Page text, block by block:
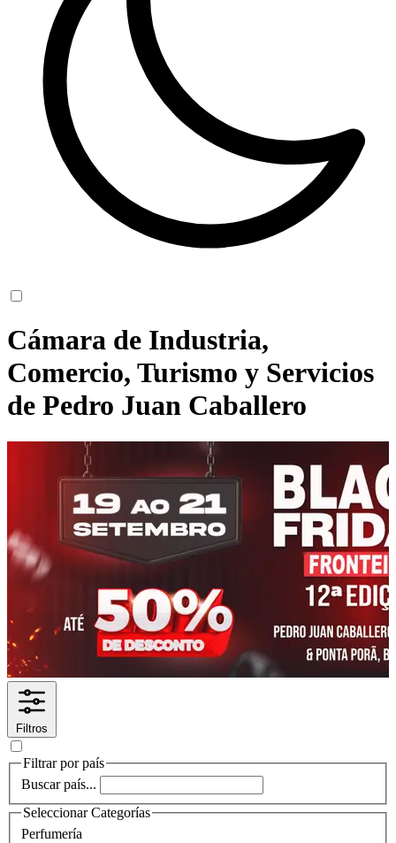
Cámara de Industria,
Comercio, Turismo y Servicios
de Pedro Juan Caballero
Filtros
Filtrar por país
Buscar país...
Seleccionar Categorías
Perfumería